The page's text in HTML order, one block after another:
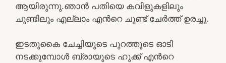
ആയിരുന്നു.ഞാൻ പതിയെ കവിളുകളിലും
ചുണ്ടിലും എല്ലാം എൻറെ ചുണ്ട് ചേർത്ത് ഉരച്ചു.
ഇടതുകൈ ചേച്ചിയുടെ പുറത്തൂടെ ഓടി
നടക്കുമ്പോൾ ബ്രായുടെ ഹുക്ക് എൻറെ